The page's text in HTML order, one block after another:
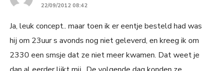
22/09/2012 08:42
Ja, leuk concept.. maar toen ik er eentje besteld had was
hij om 23uur s avonds nog niet geleverd, en kreeg ik om
2330 een smsje dat ze niet meer kwamen. Dat weet je